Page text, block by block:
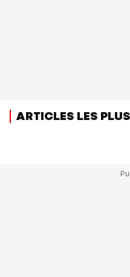
ARTICLES LES